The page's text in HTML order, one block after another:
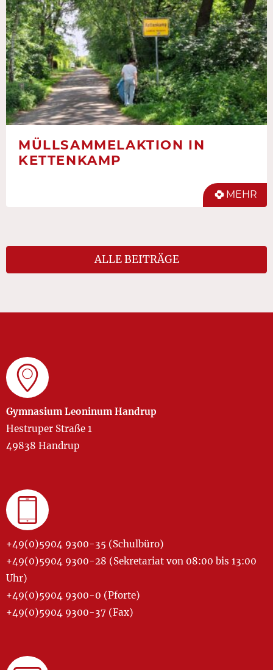
MÜLLSAMMELAKTION IN
KETTENKAMP
MEHR
ALLE BEITRÄGE
Gymnasium Leoninum Handrup
Hestruper Straße 1
49838 Handrup
+49(0)5904 9300-35 (Schulbüro)
+49(0)5904 9300-28 (Sekretariat von 08:00 bis 13:00
Uhr)
+49(0)5904 9300-0 (Pforte)
+49(0)5904 9300-37 (Fax)